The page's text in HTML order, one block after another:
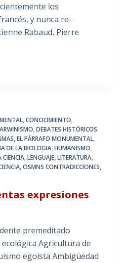
los
y nunca re-
Rabaud, Pierre
,CONOCIMIENTO,
,DEBATES HISTÓRICOS
,EL PÁRRAFO MONUMENTAL,
DE LA BIOLOGIA,HUMANISMO,
,LENGUAJE,LITERATURA,
,OSMNS CONTRADICCIONES,
expresiones
premeditado
Agricultura de
egoista Ambigüedad